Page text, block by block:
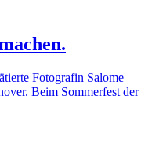
Fotografin Salome
Beim Sommerfest der